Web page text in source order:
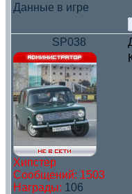
Данные в игре
SP038
Хипстер
Сообщений: 1503
Награды: 106